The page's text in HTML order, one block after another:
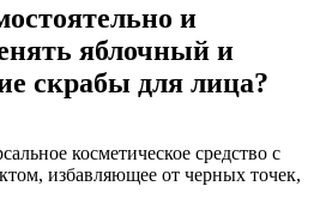
и
яблочный и
скрабы для лица?
косметическое средство с
избавляющее от черных точек,